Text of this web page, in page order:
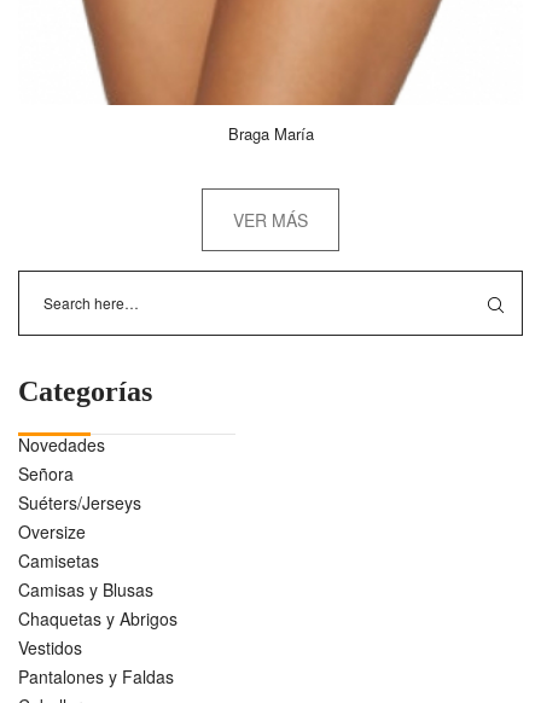
Braga María
VER MÁS
Categorías
Novedades
Señora
Suéters/Jerseys
Oversize
Camisetas
Camisas y Blusas
Chaquetas y Abrigos
Vestidos
Pantalones y Faldas